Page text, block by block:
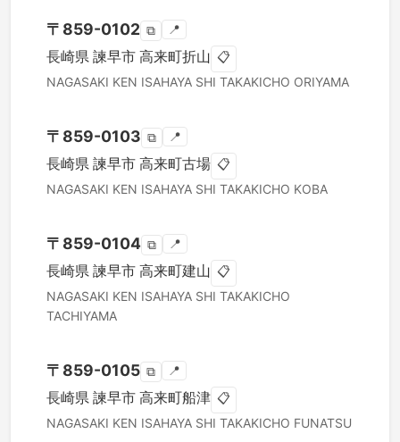
〒 859-0102 ⧉ 📍
長崎県 諫早市 高来町折山 📋
NAGASAKI KEN ISAHAYA SHI TAKAKICHO ORIYAMA
〒 859-0103 ⧉ 📍
長崎県 諫早市 高来町古場 📋
NAGASAKI KEN ISAHAYA SHI TAKAKICHO KOBA
〒 859-0104 ⧉ 📍
長崎県 諫早市 高来町建山 📋
NAGASAKI KEN ISAHAYA SHI TAKAKICHO
TACHIYAMA
〒 859-0105 ⧉ 📍
長崎県 諫早市 高来町船津 📋
NAGASAKI KEN ISAHAYA SHI TAKAKICHO FUNATSU